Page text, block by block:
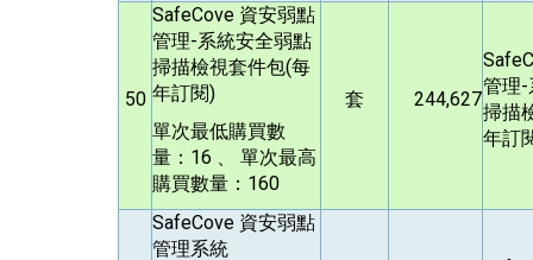
50
SafeCove 資安弱點
管理-系統安全弱點
掃描檢視套件包(每
年訂閱)
單次最低購買數
量：16 、 單次最高
購買數量：160
套 244,627
管理-
掃描
年訂
SafeCove 資安弱點
管理系統